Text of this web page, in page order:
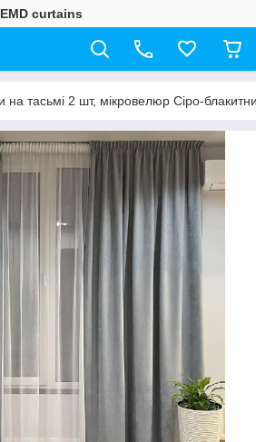
EMD curtains
на тасьмі 2 шт, мікровелюр Сіро-